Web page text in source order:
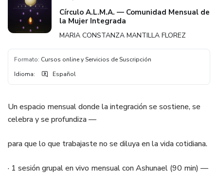
Círculo A.L.M.A. — Comunidad Mensual de
la Mujer Integrada
MARIA CONSTANZA MANTILLA FLOREZ
Formato: Cursos online y Servicios de Suscripción
Idioma: Español
Un espacio mensual donde la integración se sostiene, se
celebra y se profundiza —
para que lo que trabajaste no se diluya en la vida cotidiana.
· 1 sesión grupal en vivo mensual con Ashunael (90 min) —